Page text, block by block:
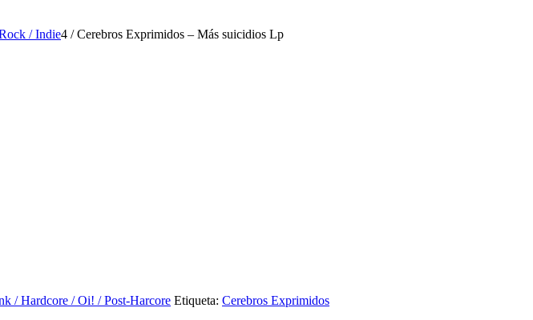
/ Indie4 / Cerebros Exprimidos – Más suicidios Lp
/ Hardcore / Oi! / Post-Harcore Etiqueta: Cerebros Exprimidos